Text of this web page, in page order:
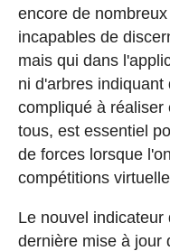
encore de
incapables de
mais qui dans
ni d'arbres
compliqué à réaliser
tous, est essentiel
de forces lorsque
compétitions
Le nouvel
dernière mise à jour